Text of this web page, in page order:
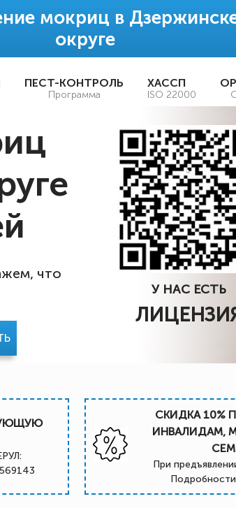
мокриц в
округе
ПЕСТ-КОНТРОЛЬ
Программа
ХАССП
ISO 22000
что
У НАС ЕСТЬ
СКИДКА 10%
ИНВАЛИДАМ,
При